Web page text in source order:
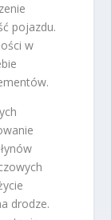
pojazdu.
w
drodze.